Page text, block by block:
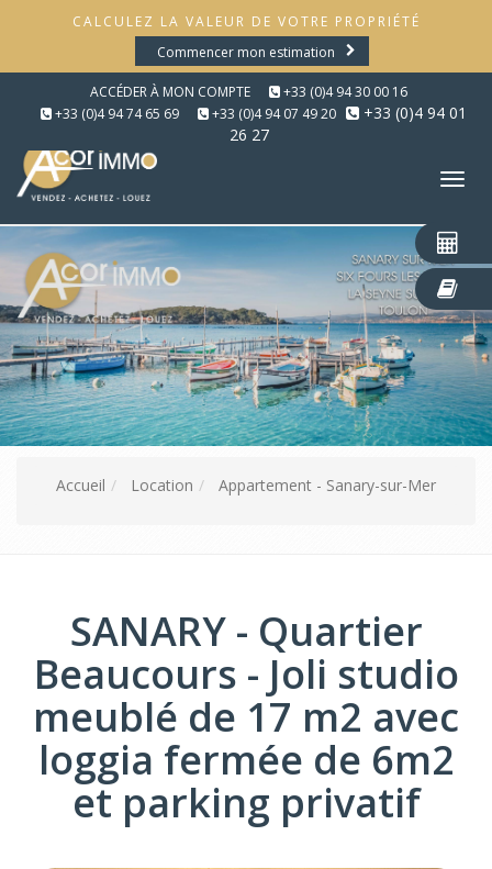
CALCULEZ LA VALEUR DE VOTRE PROPRIÉTÉ
Commencer mon estimation
ACCÉDER À MON COMPTE
+33 (0)4 94 30 00 16
+33 (0)4 94 74 65 69
+33 (0)4 94 07 49 20
+33 (0)4 94 01
26 27
Accueil Location Appartement - Sanary-sur-Mer
SANARY - Quartier
Beaucours - Joli studio
meublé de 17 m2 avec
loggia fermée de 6m2
et parking privatif